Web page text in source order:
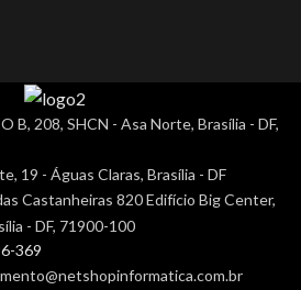
B, 208, SHCN - Asa Norte, Brasília - DF,
19 - Águas Claras, Brasília - DF
Castanheiras 820 Edifício Big Center,
- DF, 71900-100
369